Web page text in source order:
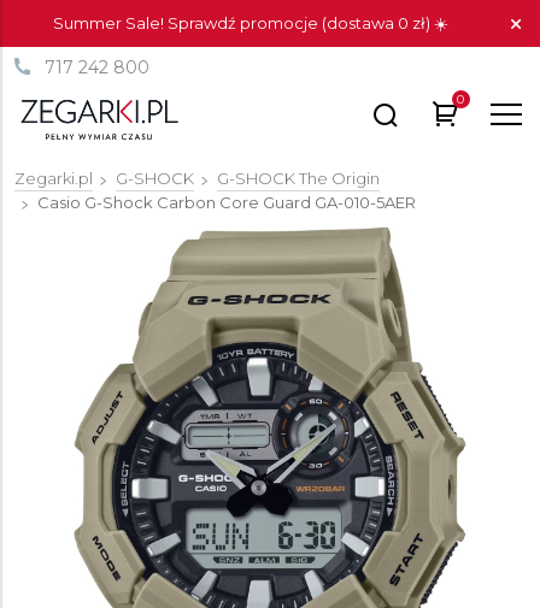
Summer Sale! Sprawdź promocje (dostawa 0 zł) ☀️
717 242 800
0
Zegarki.pl G-SHOCK
G-SHOCK The Origin
Casio G-Shock Carbon Core Guard GA-010-5AER